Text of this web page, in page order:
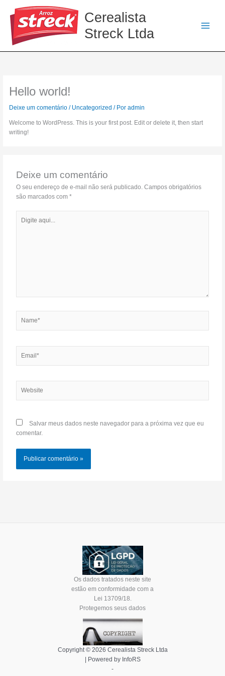
para
conteúdo
Cerealista
Streck Ltda
Hello world!
Deixe um comentário / Uncategorized / Poradmin
Welcome to WordPress. This is your first post. Edit or delete it, then start
writing!
Deixe um comentário
O seu endereço de e-mail não será publicado. Campos obrigatórios
são marcados com *
aqui...
Salvar meus dados neste navegador para a próxima vez que eu
comentar.
Os dados tratados neste site
estão em conformidade com a
Lei 13709/18.
Protegemos seus dados
Copyright © 2026 Cerealista Streck Ltda
| Powered by InfoRS
-